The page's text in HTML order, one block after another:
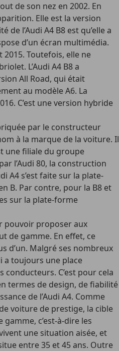
de son nez en 2002. En
Elle est la version
de l’Audi A4 B8 est qu’elle a
d’un écran multimédia.
2015. Toutefois, elle ne
L’Audi A4 B8 a
All Road, qui était
au modèle A6. La
C’est une version hybride
par le constructeur
à la marque de la voiture. Il
une filiale du groupe
l’Audi 80, la construction
A4 s’est faite sur la plate-
B. Par contre, pour la B8 et
sur la plate-forme
pouvoir proposer aux
de gamme. En effet, ce
d’un. Malgré ses nombreux
a toujours une place
C’est pour cela
termes de design, de fiabilité
de l’Audi A4. Comme
voiture de prestige, la cible
gamme, c’est-à-dire les
une situation aisée, et
entre 35 et 45 ans. Outre